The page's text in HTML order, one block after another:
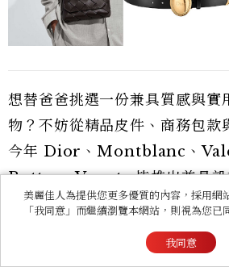
想替爸爸挑選一份兼具質感與實
物？不妨從精品皮件、商務包款
今年 Dior、Montblanc、
Bottega Veneta 皆推出兼具設
男士單品，不論日常通勤、商務
都能展現成熟紳士風格。
美麗佳人為提供您更多優質的內容，採用網
「我同意」而繼續瀏覽本網站，則視為您已
我同意